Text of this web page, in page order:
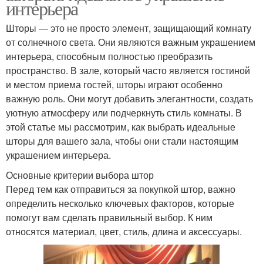
интерьера
Шторы — это не просто элемент, защищающий комнату
от солнечного света. Они являются важным украшением
интерьера, способным полностью преобразить
пространство. В зале, который часто является гостиной
и местом приема гостей, шторы играют особенно
важную роль. Они могут добавить элегантности, создать
уютную атмосферу или подчеркнуть стиль комнаты. В
этой статье мы рассмотрим, как выбрать идеальные
шторы для вашего зала, чтобы они стали настоящим
украшением интерьера.
Основные критерии выбора штор
Перед тем как отправиться за покупкой штор, важно
определить несколько ключевых факторов, которые
помогут вам сделать правильный выбор. К ним
относятся материал, цвет, стиль, длина и аксессуары.